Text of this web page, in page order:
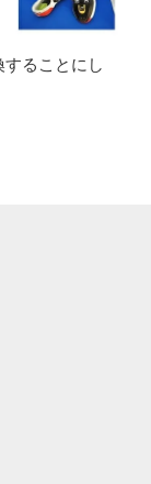
ることにし